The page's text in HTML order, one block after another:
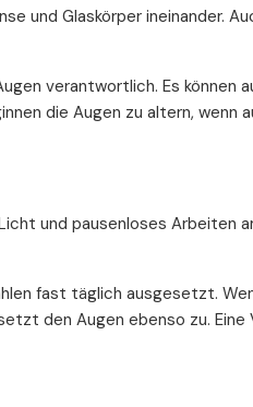
und Glaskörper ineinander.
verantwortlich. Es können
die Augen zu altern, wenn
und pausenloses Arbeiten
fast täglich ausgesetzt.
den Augen ebenso zu.